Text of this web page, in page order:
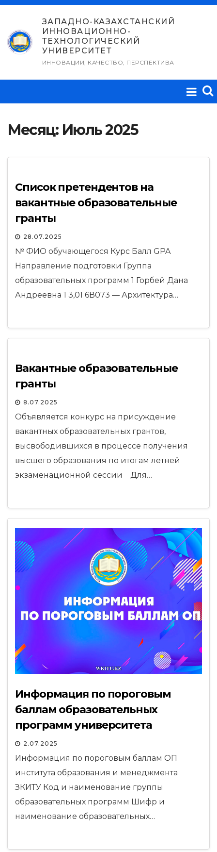
Перейти
содержимому
ЗАПАДНО-КАЗАХСТАНСКИЙ
ИННОВАЦИОННО-
ТЕХНОЛОГИЧЕСКИЙ
УНИВЕРСИТЕТ
ИННОВАЦИИ, КАЧЕСТВО, ПЕРСПЕКТИВА
Месяц: Июль 2025
Список претендентов на
вакантные образовательные
гранты
28.07.2025
№ ФИО обучающегося Курс Балл GPA
Направление подготовки Группа
образовательных программ 1 Горбей Дана
Андреевна 1 3,01 6В073 — Архитектура…
Вакантные образовательные
гранты
8.07.2025
Объявляется конкурс на присуждение
вакантных образовательных грантов,
высвободившихся в процессе получения
высшего образования по итогам летней
экзаменационной сессии Для…
Информация по пороговым
баллам образовательных
программ университета
2.07.2025
Информация по пороговым баллам ОП
института образования и менеджмента
ЗКИТУ Код и наименование группы
образовательных программ Шифр и
наименование образовательных…